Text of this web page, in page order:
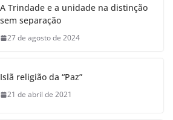
A Trindade e a unidade na distinção
sem separação
27 de agosto de 2024
Islã religião da “Paz”
21 de abril de 2021